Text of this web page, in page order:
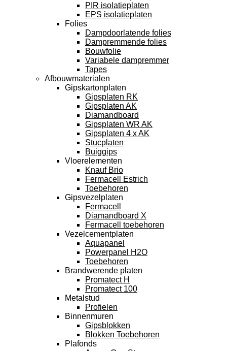
PIR isolatieplaten
EPS isolatieplaten
Folies
Dampdoorlatende folies
Dampremmende folies
Bouwfolie
Variabele dampremmer
Tapes
Afbouwmaterialen
Gipskartonplaten
Gipsplaten RK
Gipsplaten AK
Diamandboard
Gipsplaten WR AK
Gipsplaten 4 x AK
Stucplaten
Buiggips
Vloerelementen
Knauf Brio
Fermacell Estrich
Toebehoren
Gipsvezelplaten
Fermacell
Diamandboard X
Fermacell toebehoren
Vezelcementplaten
Aquapanel
Powerpanel H2O
Toebehoren
Brandwerende platen
Promatect H
Promatect 100
Metalstud
Profielen
Binnenmuren
Gipsblokken
Blokken Toebehoren
Plafonds